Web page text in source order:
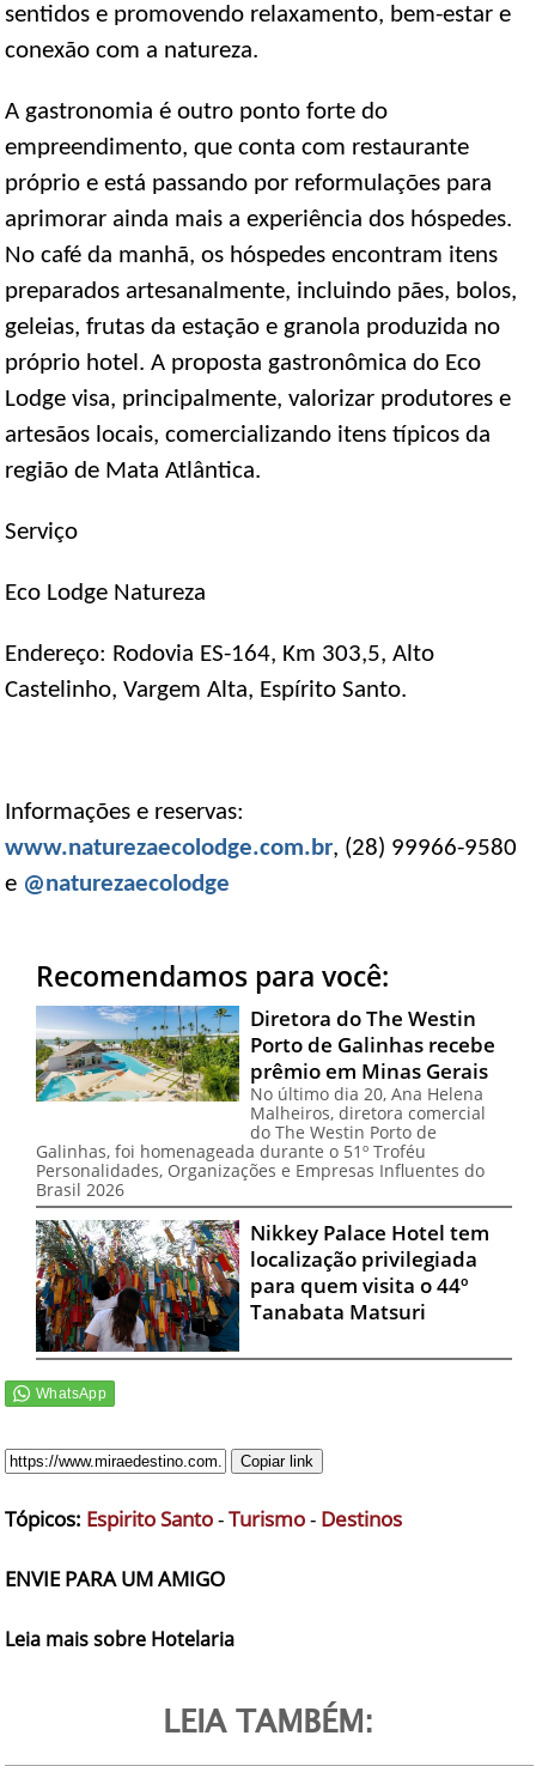
sentidos e promovendo relaxamento, bem-estar e
conexão com a natureza.
A gastronomia é outro ponto forte do
empreendimento, que conta com restaurante
próprio e está passando por reformulações para
aprimorar ainda mais a experiência dos hóspedes.
No café da manhã, os hóspedes encontram itens
preparados artesanalmente, incluindo pães, bolos,
geleias, frutas da estação e granola produzida no
próprio hotel. A proposta gastronômica do Eco
Lodge visa, principalmente, valorizar produtores e
artesãos locais, comercializando itens típicos da
região de Mata Atlântica.
Serviço
Eco Lodge Natureza
Endereço: Rodovia ES-164, Km 303,5, Alto
Castelinho, Vargem Alta, Espírito Santo.
Informações e reservas:
www.naturezaecolodge.com.br, (28) 99966-9580
e @naturezaecolodge
Recomendamos para você:
Diretora do The Westin
Porto de Galinhas recebe
prêmio em Minas Gerais
No último dia 20, Ana Helena
Malheiros, diretora comercial
do The Westin Porto de
Galinhas, foi homenageada durante o 51º Troféu
Personalidades, Organizações e Empresas Influentes do
Brasil 2026
Nikkey Palace Hotel tem
localização privilegiada
para quem visita o 44º
Tanabata Matsuri
Copiar link
Tópicos: Espirito Santo-Turismo- Destinos
ENVIE PARA UM AMIGO
Leia mais sobre Hotelaria
LEIA TAMBÉM: